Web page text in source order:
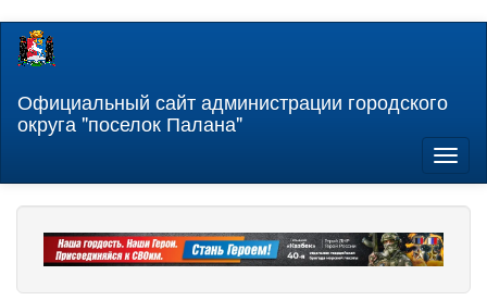
Перейти
содержанию
Официальный сайт администрации городского
округа "поселок Палана"